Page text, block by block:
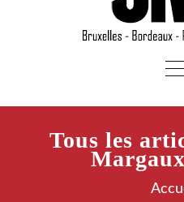
Tous les